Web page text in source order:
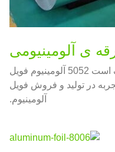
آلومینیوم هوآوی در مقیاس بزرگ است 5052 آلومینیوم فویل
مواد اولیه, با 30 سال تجربه در تولید و فروش فویل
آلومینیوم.